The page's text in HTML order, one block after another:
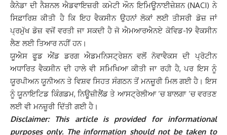
ਕੈਨੇਡਾ ਦੀ ਨੈਸ਼ਨਲ ਐਡਵਾਇਜ਼ਰੀ ਕਮੇਟੀ ਔਨ ਇਮਿਊਨਾਈਜ਼ੇਸ਼ਨ (NACI) ਨੇ
ਸਿਫ਼ਾਰਿਸ਼ ਕੀਤੀ ਹੈ ਕਿ ਇਹ ਵੈਕਸੀਨ ਉਹਨਾਂ ਲੋਕਾਂ ਲਈ ਤੀਸਰੀ ਡੋਜ਼ ਜਾਂ
ਪ੍ਰਮੁੱਖ ਡੋਜ਼ ਵਜੋਂ ਵਰਤੀ ਜਾ ਸਕਦੀ ਹੈ ਜੋ ਐਮਆਰਐਨਏ ਕੋਵਿਡ-19 ਵੈਕਸੀਨ
ਲੈਣ ਲਈ ਤਿਆਰ ਨਹੀਂ ਹਨ।
ਯੂਐਸ ਫੂਡ ਐਂਡ ਡਰਗ ਐਡਮਨਿਸਟ੍ਰੇਸ਼ਨ ਵਲੋਂ ਨੋਵਾਵੈਕਸ ਦੀ ਪ੍ਰੋਟੀਨ
ਅਧਾਰਿਤ ਵੈਕਸੀਨ ਦੀ ਹਾਲੇ ਵੀ ਸਮਿਖਿਆ ਕੀਤੀ ਜਾ ਰਹੀ ਹੈ, ਪਰ ਇਸ ਨੂੰ
ਯੂਰਪੀਅਨ ਯੂਨੀਅਨ ਤੇ ਵਿਸ਼ਵ ਸਿਹਤ ਸੰਗਠਨ ਤੋਂ ਮਨਜ਼ੂਰੀ ਮਿਲ ਗਈ ਹੈ। ਇਸ
ਨੂੰ ਯੂਨਾਇਟਿਡ ਕਿੰਗਡਮ, ਨਿਊਜ਼ੀਲੈਂਡ ਤੇ ਆਸਟ੍ਰੇਲੀਆ ‘ਚ ਬਾਲਗਾ ‘ਚ ਵਰਤਣ
ਲਈ ਵੀ ਮਨਜ਼ੂਰੀ ਦਿੱਤੀ ਗਈ ਹੈ।
Disclaimer: This article is provided for informational
purposes only. The information should not be taken to